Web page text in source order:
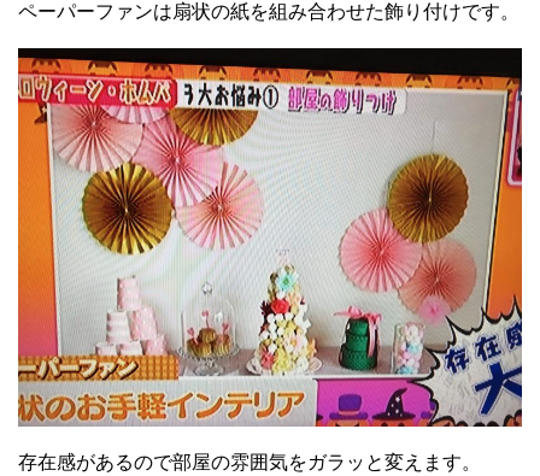
ペーパーファンは扇状の紙を組み合わせた飾り付けです。
存在感があるので部屋の雰囲気をガラッと変えます。